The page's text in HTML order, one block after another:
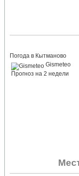
Погода в Кытманово
Gismeteo
Прогноз на 2 недели